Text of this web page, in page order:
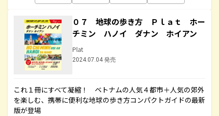
０７ 地球の歩き方 Ｐｌａｔ ホー
チミン ハノイ ダナン ホイアン
Plat
2024.07.04 発売
これ１冊にすべて凝縮！ ベトナムの人気４都市＋人気の郊外
を楽しむ、携帯に便利な地球の歩き方コンパクトガイドの最新
版が登場